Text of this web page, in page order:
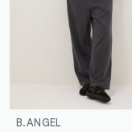
B.ANGEL